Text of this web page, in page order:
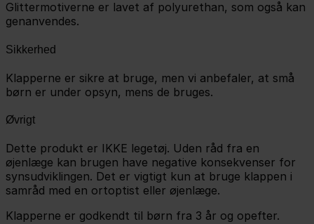
Glittermotiverne er lavet af polyurethan, som også kan
genanvendes.
Sikkerhed
Klapperne er sikre at bruge, men vi anbefaler, at små
børn er under opsyn, mens de bruges.
Øvrigt
Dette produkt er IKKE legetøj. Uden råd fra en
øjenlæge kan brugen have negative konsekvenser for
synsudviklingen. Det er vigtigt kun at bruge klappen i
samråd med en ortoptist eller øjenlæge.
Klapperne er godkendt til børn fra 3 år og opefter.